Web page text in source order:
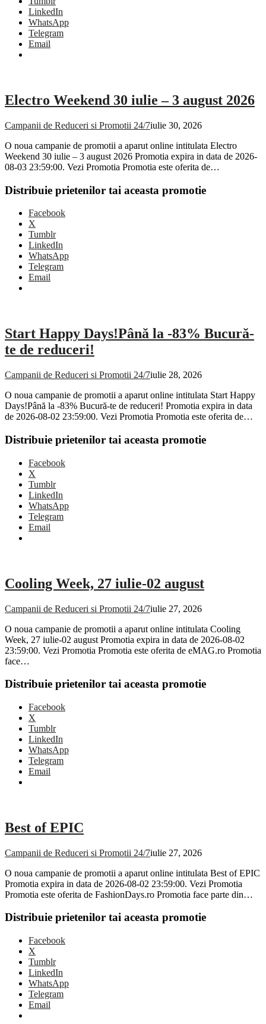
LinkedIn
WhatsApp
Telegram
Email
Electro Weekend 30 iulie – 3 august 2026
Campanii de Reduceri si Promotii 24/7iulie 30, 2026
O noua campanie de promotii a aparut online intitulata Electro
Weekend 30 iulie – 3 august 2026 Promotia expira in data de 2026-
08-03 23:59:00. Vezi Promotia Promotia este oferita de…
Distribuie prietenilor tai aceasta promotie
Facebook
X
Tumblr
LinkedIn
WhatsApp
Telegram
Email
Start Happy Days!Până la -83% Bucură-
te de reduceri!
Campanii de Reduceri si Promotii 24/7iulie 28, 2026
O noua campanie de promotii a aparut online intitulata Start Happy
Days!Până la -83% Bucură-te de reduceri! Promotia expira in data
de 2026-08-02 23:59:00. Vezi Promotia Promotia este oferita de…
Distribuie prietenilor tai aceasta promotie
Facebook
X
Tumblr
LinkedIn
WhatsApp
Telegram
Email
Cooling Week, 27 iulie-02 august
Campanii de Reduceri si Promotii 24/7iulie 27, 2026
O noua campanie de promotii a aparut online intitulata Cooling
Week, 27 iulie-02 august Promotia expira in data de 2026-08-02
23:59:00. Vezi Promotia Promotia este oferita de eMAG.ro Promotia
face…
Distribuie prietenilor tai aceasta promotie
Facebook
X
Tumblr
LinkedIn
WhatsApp
Telegram
Email
Best of EPIC
Campanii de Reduceri si Promotii 24/7iulie 27, 2026
O noua campanie de promotii a aparut online intitulata Best of EPIC
Promotia expira in data de 2026-08-02 23:59:00. Vezi Promotia
Promotia este oferita de FashionDays.ro Promotia face parte din…
Distribuie prietenilor tai aceasta promotie
Facebook
X
Tumblr
LinkedIn
WhatsApp
Telegram
Email